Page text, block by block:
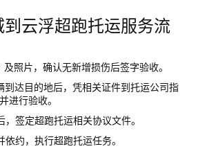
云浮超跑托运服务流
照片，确认无新增损伤后签字验收。
到达目的地后，凭相关证件到托运公司指
进行验收。
签定超跑托运相关协议文件。
约，执行超跑托运任务。